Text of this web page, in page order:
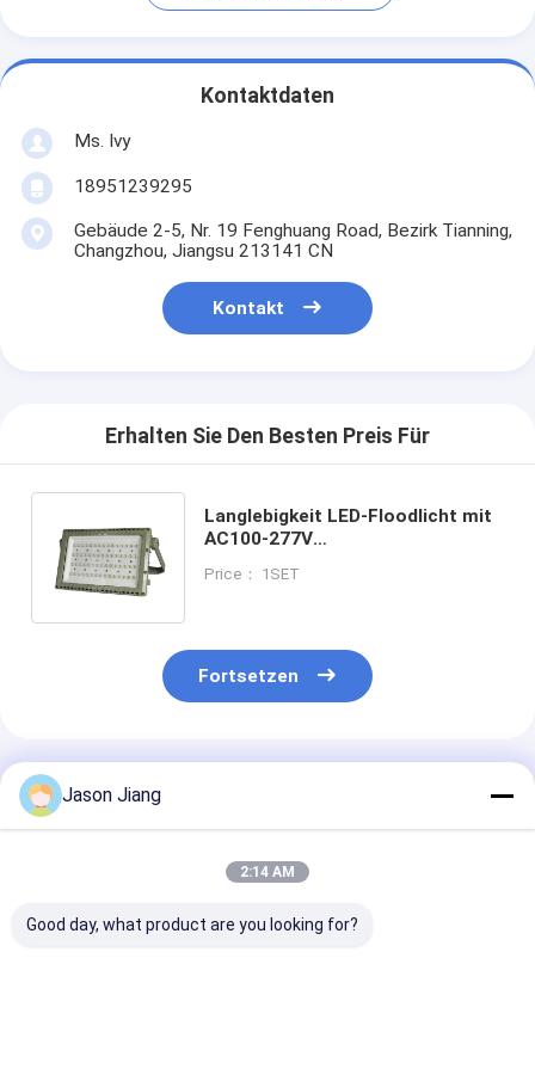
Kontaktdaten
Ms. Ivy
18951239295
Gebäude 2-5, Nr. 19 Fenghuang Road, Bezirk Tianning,
Changzhou, Jiangsu 213141 CN
Kontakt
Erhalten Sie Den Besten Preis Für
Langlebigkeit LED-Floodlicht mit
AC100-277V
Wasserdicht 50000h
Price： 1SET
Fortsetzen
Empfohlene Produkte
Jason Jiang
2:14 AM
Good day, what product are you looking for?